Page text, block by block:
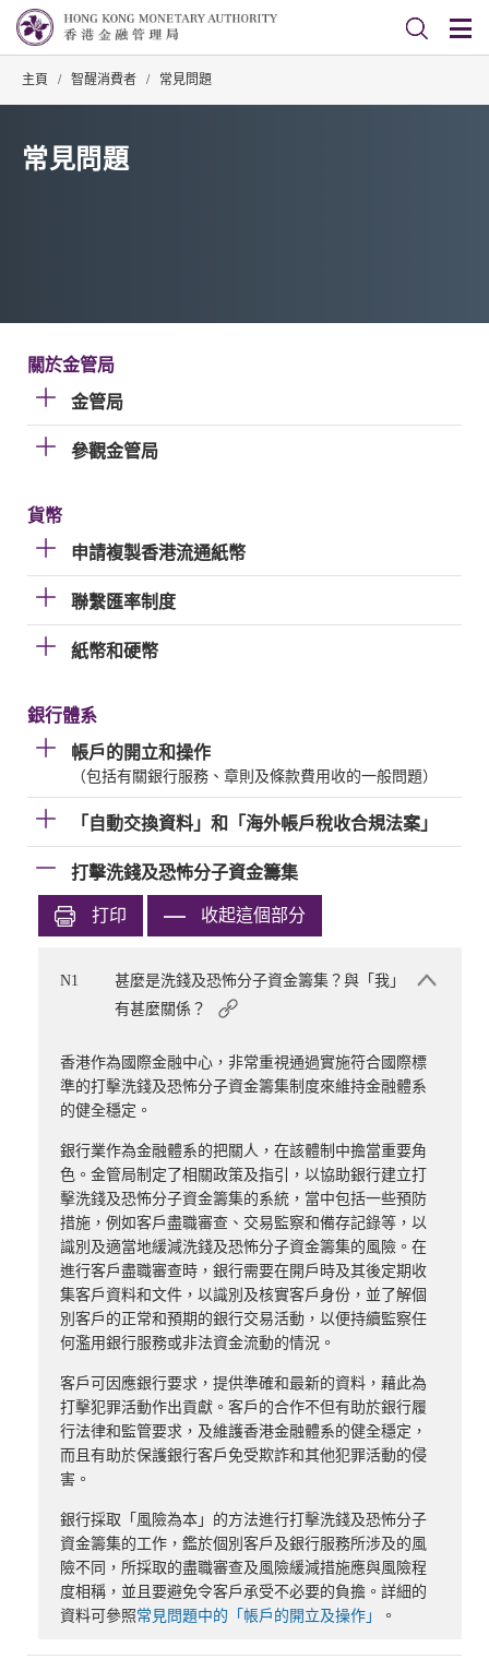
主頁 / 智醒消費者 / 常見問題
常見問題
關於金管局
金管局
參觀金管局
貨幣
申請複製香港流通紙幣
聯繫匯率制度
紙幣和硬幣
銀行體系
帳戶的開立和操作
（包括有關銀行服務、章則及條款費用收的一般問題）
「自動交換資料」和「海外帳戶稅收合規法案」
打擊洗錢及恐怖分子資金籌集
打印 收起這個部分
N1
甚麼是洗錢及恐怖分子資金籌集？與「我」
有甚麼關係？
香港作為國際金融中心，非常重視通過實施符合國際標
準的打擊洗錢及恐怖分子資金籌集制度來維持金融體系
的健全穩定。
銀行業作為金融體系的把關人，在該體制中擔當重要角
色。金管局制定了相關政策及指引，以協助銀行建立打
擊洗錢及恐怖分子資金籌集的系統，當中包括一些預防
措施，例如客戶盡職審查、交易監察和備存記錄等，以
識別及適當地緩減洗錢及恐怖分子資金籌集的風險。在
進行客戶盡職審查時，銀行需要在開戶時及其後定期收
集客戶資料和文件，以識別及核實客戶身份，並了解個
別客戶的正常和預期的銀行交易活動，以便持續監察任
何濫用銀行服務或非法資金流動的情況。
客戶可因應銀行要求，提供準確和最新的資料，藉此為
打擊犯罪活動作出貢獻。客戶的合作不但有助於銀行履
行法律和監管要求，及維護香港金融體系的健全穩定，
而且有助於保護銀行客戶免受欺詐和其他犯罪活動的侵
害。
銀行採取「風險為本」的方法進行打擊洗錢及恐怖分子
資金籌集的工作，鑑於個別客戶及銀行服務所涉及的風
險不同，所採取的盡職審查及風險緩減措施應與風險程
度相稱，並且要避免令客戶承受不必要的負擔。詳細的
資料可參照常見問題中的「帳戶的開立及操作」 。